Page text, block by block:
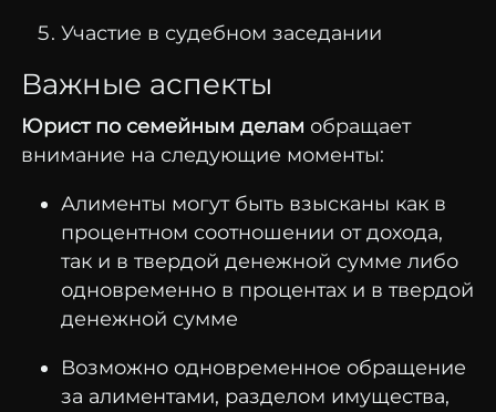
Участие в судебном заседании
Важные аспекты
Юрист по семейным делам обращает
внимание на следующие моменты:
Алименты могут быть взысканы как в
процентном соотношении от дохода,
так и в твердой денежной сумме либо
одновременно в процентах и в твердой
денежной сумме
Возможно одновременное обращение
за алиментами, разделом имущества,